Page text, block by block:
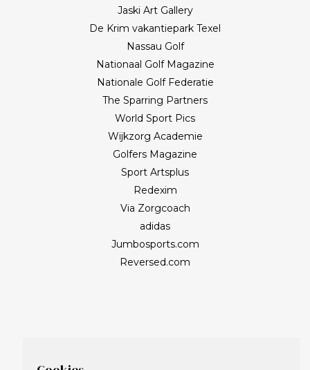
Jaski Art Gallery
De Krim vakantiepark Texel
Nassau Golf
Nationaal Golf Magazine
Nationale Golf Federatie
The Sparring Partners
World Sport Pics
Wijkzorg Academie
Golfers Magazine
Sport Artsplus
Redexim
Via Zorgcoach
adidas
Jumbosports.com
Reversed.com